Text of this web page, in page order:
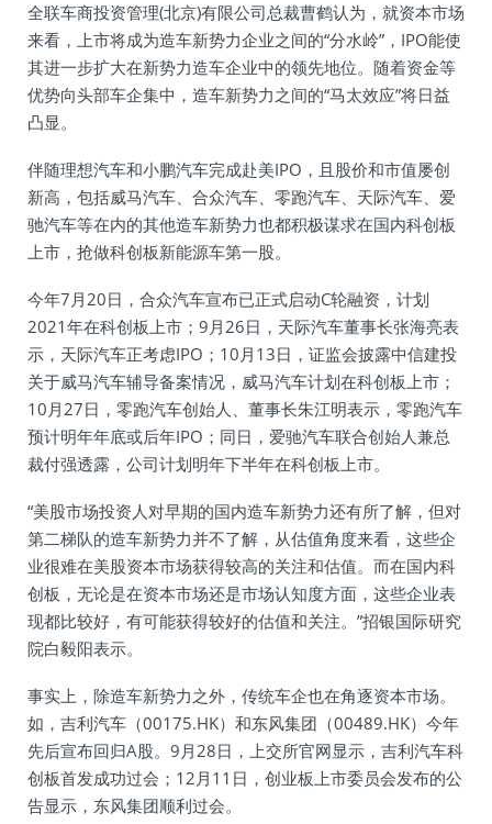
全联车商投资管理(北京)有限公司总裁曹鹤认为，就资本市场
来看，上市将成为造车新势力企业之间的“分水岭”，IPO能使
其进一步扩大在新势力造车企业中的领先地位。随着资金等
优势向头部车企集中，造车新势力之间的“马太效应”将日益
凸显。
伴随理想汽车和小鹏汽车完成赴美IPO，且股价和市值屡创
新高，包括威马汽车、合众汽车、零跑汽车、天际汽车、爱
驰汽车等在内的其他造车新势力也都积极谋求在国内科创板
上市，抢做科创板新能源车第一股。
今年7月20日，合众汽车宣布已正式启动C轮融资，计划
2021年在科创板上市；9月26日，天际汽车董事长张海亮表
示，天际汽车正考虑IPO；10月13日，证监会披露中信建投
关于威马汽车辅导备案情况，威马汽车计划在科创板上市；
10月27日，零跑汽车创始人、董事长朱江明表示，零跑汽车
预计明年年底或后年IPO；同日，爱驰汽车联合创始人兼总
裁付强透露，公司计划明年下半年在科创板上市。
“美股市场投资人对早期的国内造车新势力还有所了解，但对
第二梯队的造车新势力并不了解，从估值角度来看，这些企
业很难在美股资本市场获得较高的关注和估值。而在国内科
创板，无论是在资本市场还是市场认知度方面，这些企业表
现都比较好，有可能获得较好的估值和关注。”招银国际研究
院白毅阳表示。
事实上，除造车新势力之外，传统车企也在角逐资本市场。
如，吉利汽车（00175.HK）和东风集团（00489.HK）今年
先后宣布回归A股。9月28日，上交所官网显示，吉利汽车科
创板首发成功过会；12月11日，创业板上市委员会发布的公
告显示，东风集团顺利过会。